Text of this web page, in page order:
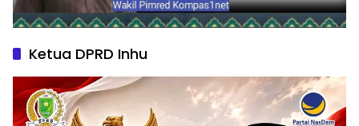
Ketua DPRD Inhu